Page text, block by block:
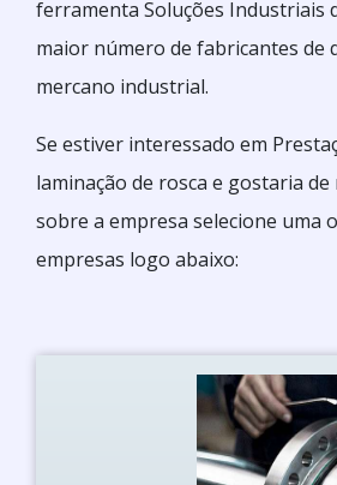
ferramenta Soluções Industriais
maior número de fabricantes de
mercano industrial.
Se estiver interessado em
laminação de rosca e gostaria
sobre a empresa selecione uma
empresas logo abaixo: